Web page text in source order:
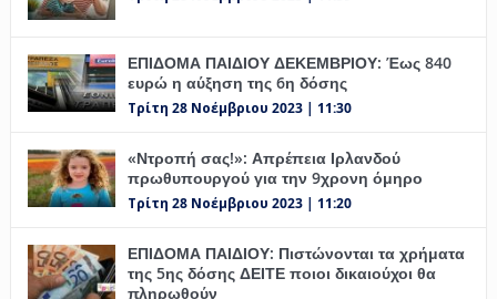
ΕΠΙΔΟΜΑ ΠΑΙΔΙΟΥ ΔΕΚΕΜΒΡΙΟΥ: Έως 840
ευρώ η αύξηση της 6η δόσης
Τρίτη 28 Νοέμβριου 2023 | 11:30
«Ντροπή σας!»: Απρέπεια Ιρλανδού
πρωθυπουργού για την 9χρονη όμηρο
Τρίτη 28 Νοέμβριου 2023 | 11:20
ΕΠΙΔΟΜΑ ΠΑΙΔΙΟΥ: Πιστώνονται τα χρήματα
της 5ης δόσης ΔΕΙΤΕ ποιοι δικαιούχοι θα
πληρωθούν